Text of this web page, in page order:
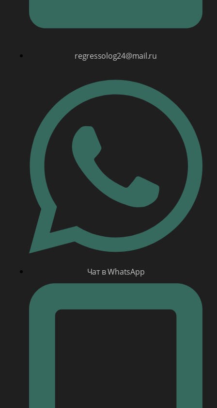
regressolog24@mail.ru
Чат в WhatsApp